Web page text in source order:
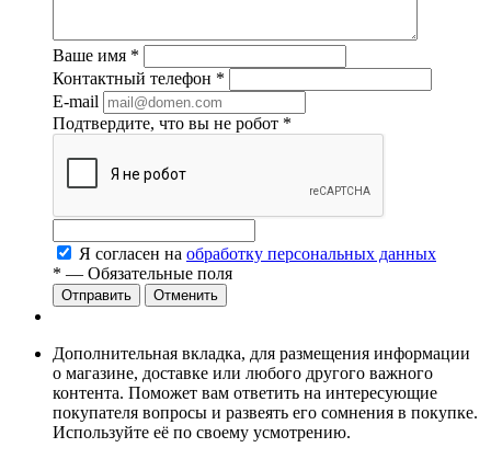
Ваше имя *
Контактный телефон *
E-mail
Подтвердите, что вы не робот *
Я согласен на обработку персональных данных
* — Обязательные поля
Отменить
Дополнительная вкладка, для размещения информации
о магазине, доставке или любого другого важного
контента. Поможет вам ответить на интересующие
покупателя вопросы и развеять его сомнения в покупке.
Используйте её по своему усмотрению.